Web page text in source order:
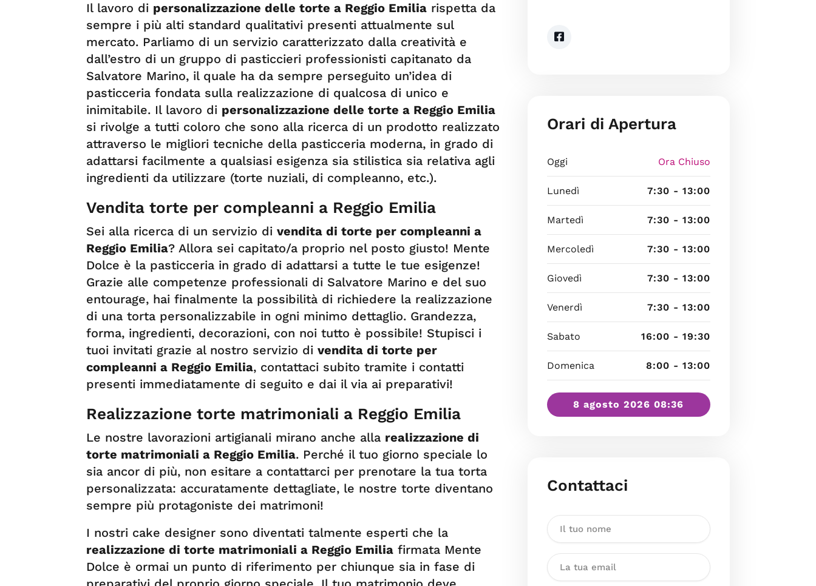
Il lavoro di personalizzazione delle torte a Reggio Emilia rispetta da
sempre i più alti standard qualitativi presenti attualmente sul
mercato. Parliamo di un servizio caratterizzato dalla creatività e
dall’estro di un gruppo di pasticcieri professionisti capitanato da
Salvatore Marino, il quale ha da sempre perseguito un’idea di
pasticceria fondata sulla realizzazione di qualcosa di unico e
inimitabile. Il lavoro di personalizzazione delle torte a Reggio Emilia
si rivolge a tutti coloro che sono alla ricerca di un prodotto realizzato
attraverso le migliori tecniche della pasticceria moderna, in grado di
adattarsi facilmente a qualsiasi esigenza sia stilistica sia relativa agli
ingredienti da utilizzare (torte nuziali, di compleanno, etc.).
Vendita torte per compleanni a Reggio Emilia
Sei alla ricerca di un servizio di vendita di torte per compleanni a
Reggio Emilia? Allora sei capitato/a proprio nel posto giusto! Mente
Dolce è la pasticceria in grado di adattarsi a tutte le tue esigenze!
Grazie alle competenze professionali di Salvatore Marino e del suo
entourage, hai finalmente la possibilità di richiedere la realizzazione
di una torta personalizzabile in ogni minimo dettaglio. Grandezza,
forma, ingredienti, decorazioni, con noi tutto è possibile! Stupisci i
tuoi invitati grazie al nostro servizio di vendita di torte per
compleanni a Reggio Emilia, contattaci subito tramite i contatti
presenti immediatamente di seguito e dai il via ai preparativi!
Realizzazione torte matrimoniali a Reggio Emilia
Le nostre lavorazioni artigianali mirano anche alla realizzazione di
torte matrimoniali a Reggio Emilia. Perché il tuo giorno speciale lo
sia ancor di più, non esitare a contattarci per prenotare la tua torta
personalizzata: accuratamente dettagliate, le nostre torte diventano
sempre più protagoniste dei matrimoni!
I nostri cake designer sono diventati talmente esperti che la
realizzazione di torte matrimoniali a Reggio Emilia firmata Mente
Dolce è ormai un punto di riferimento per chiunque sia in fase di
Orari di Apertura
Oggi Ora Chiuso
Lunedì 7:30 - 13:00
Martedì 7:30 - 13:00
Mercoledì 7:30 - 13:00
Giovedì 7:30 - 13:00
Venerdì 7:30 - 13:00
Sabato 16:00 - 19:30
Domenica 8:00 - 13:00
8 agosto 2026 08:36
Contattaci